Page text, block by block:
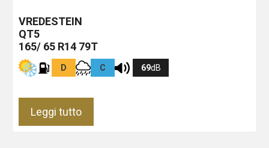
VREDESTEIN
QT5
165/ 65 R14 79T
D C 69dB
Leggi tutto